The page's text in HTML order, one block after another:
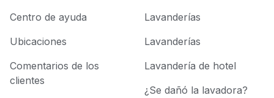
Centro de ayuda
Ubicaciones
Comentarios de los
clientes
Lavanderías
Lavanderías
Lavandería de hotel
¿Se dañó la lavadora?